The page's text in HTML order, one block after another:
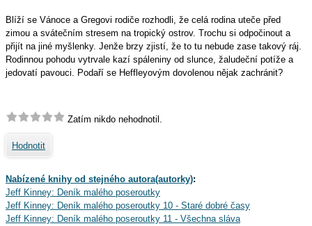
Blíží se Vánoce a Gregovi rodiče rozhodli, že celá rodina uteče před
zimou a svátečním stresem na tropický ostrov. Trochu si odpočinout a
přijít na jiné myšlenky. Jenže brzy zjistí, že to tu nebude zase takový ráj.
Rodinnou pohodu vytrvale kazí spáleniny od slunce, žaludeční potíže a
jedovatí pavouci. Podaří se Heffleyovým dovolenou nějak zachránit?
Zatím nikdo nehodnotil.
Hodnotit
Nabízené knihy od stejného autora(autorky):
Jeff Kinney: Deník malého poseroutky
Jeff Kinney: Deník malého poseroutky 10 - Staré dobré časy
Jeff Kinney: Deník malého poseroutky 11 - Všechna sláva